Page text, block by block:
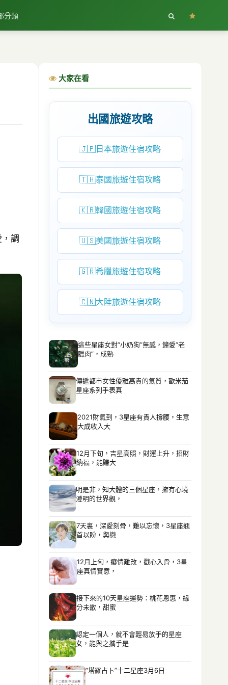
分類
調
大家在看
出國旅遊攻略
🇯🇵 日本旅遊住宿攻略
🇹🇭泰國旅遊住宿攻略
🇰🇷韓國旅遊住宿攻略
🇺🇸美國旅遊住宿攻略
🇬🇷希臘旅遊住宿攻略
🇨🇳大陸旅遊住宿攻略
這些星座女對“小奶狗”無感，鐘愛“老
臘肉”，成熟
傳遞都市女性優雅高貴的氣質，歐米茄
星座系列手表真
2021財氣到，3星座有貴人撐腰，生意
大成收入大
12月下旬，吉星高照，財運上升，招財
納福，能賺大
明是非，知大體的三個星座，擁有心境
澄明的世界觀，
7天裏，深愛刻骨，難以忘懷，3星座翹
首以盼，與戀
12月上旬，癡情難改，戳心入骨，3星
座真情實意，
接下來的10天星座運勢：桃花恩惠，緣
分未散，甜蜜
認定一個人，就不會輕易放手的星座
女，能與之攜手是
“塔羅占卜”十二星座3月6日